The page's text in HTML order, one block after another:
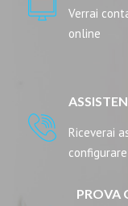
Verrai
online
Riceverai
PROVA